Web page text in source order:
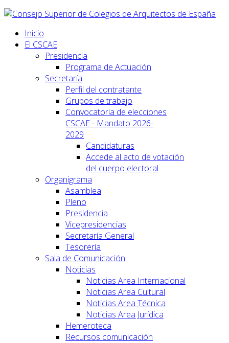
Inicio
El CSCAE
Presidencia
Programa de Actuación
Secretaría
Perfil del contratante
Grupos de trabajo
Convocatoria de elecciones
CSCAE - Mandato 2026-
2029
Candidaturas
Accede al acto de votación
del cuerpo electoral
Organigrama
Asamblea
Pleno
Presidencia
Vicepresidencias
Secretaría General
Tesorería
Sala de Comunicación
Noticias
Noticias Area Internacional
Noticias Area Cultural
Noticias Area Técnica
Noticias Area Jurídica
Hemeroteca
Recursos comunicación